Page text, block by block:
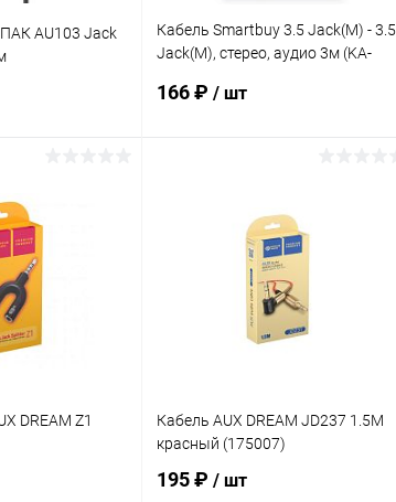
AU103 Jack
В наличии
Кабель Smartbuy 3.5 Jack(M) - 3.5
Jack(M), стерео, аудио 3м (KA-
166 ₽ / шт
Купить в 1 клик
В избранное
DREAM Z1
Кабель AUX DREAM JD237 1.5М
красный (175007)
195 ₽ / шт